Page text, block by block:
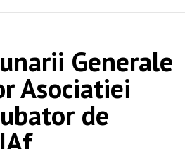
Generale
Asociatiei
de